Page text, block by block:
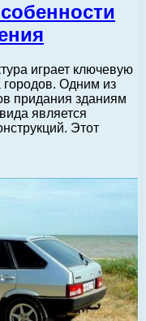
играет ключевую
Одним из
придания зданиям
является
Этот